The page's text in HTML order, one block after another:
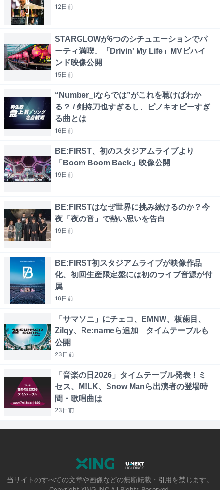
12日前
STARGLOWが6つのシチュエーションでパ
ーティ満喫、「Drivin' My Life」MVビハイ
ンド映像公開
15日前
“Number_iならでは”がこれを聴けばわか
る？ / 剣持刀也すぎるし、ピノキオピーすぎ
る曲とは
16日前
BE:FIRST、初のスタジアムライブより
「Boom Boom Back」映像公開
19日前
BE:FIRSTはなぜ世界に挑み続けるのか？今
夜「夜の音」で熱い思いを告白
19日前
BE:FIRST初スタジアムライブが映像作品
化、初回生産限定盤には初のライブ音源が付
属
19日前
「サマソニ」にチェコ、EMNW、板歯目、
Zilqy、Re:nameら追加 タイムテーブルも
公開
23日前
「音楽の日2026」タイムテーブル発表！ミ
セス、M!LK、Snow Manら出演者の登場時
間・歌唱曲は
23日前
当サイトのすべての文章や画像などの無断転載・引用を禁じます。